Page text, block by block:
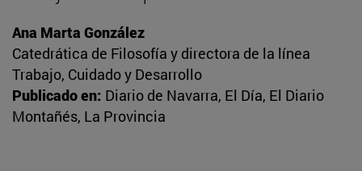
Ana Marta González
Catedrática de Filosofía y directora de la línea
Trabajo, Cuidado y Desarrollo
Publicado en: Diario de Navarra, El Día, El Diario
Montañés, La Provincia